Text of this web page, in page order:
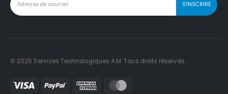
© 2025 Services Technologiques A.M. Tous droits réservés.